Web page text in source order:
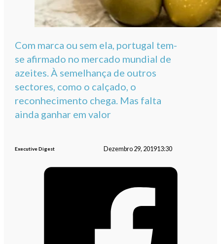
Com marca ou sem ela, portugal tem-
se afirmado no mercado mundial de
azeites. À semelhança de outros
sectores, como o calçado, o
reconhecimento chega. Mas falta
ainda ganhar em valor
Executive Digest Dezembro 29, 201913:30